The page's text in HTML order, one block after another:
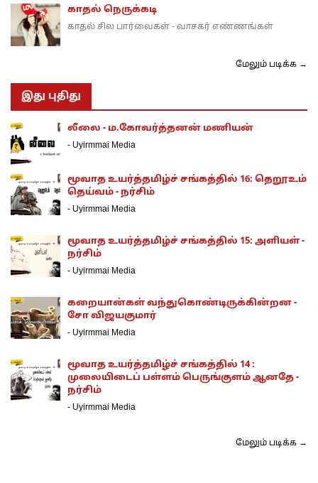
காதல் நெருக்கடி
காதல் சில பார்வைகள் - வாசகர் எண்ணங்கள்
மேலும் படிக்க →
இது புதிது
லீலை - ம.கோவர்த்தனன் மணியன்
- Uyirmmai Media
மூவாத உயர்த்தமிழ்ச் சங்கத்தில் 16: தெறூஉம்
தெய்வம் - நர்சிம்
- Uyirmmai Media
மூவாத உயர்த்தமிழ்ச் சங்கத்தில் 15: அளியள் -
நர்சிம்
- Uyirmmai Media
கறையான்கள் வந்துகொண்டிருக்கின்றன -
சோ விஜயகுமார்
- Uyirmmai Media
மூவாத உயர்த்தமிழ்ச் சங்கத்தில் 14 :
முலையிடைப் பள்ளம் பெருங்குளம் ஆனதே -
நர்சிம்
- Uyirmmai Media
மேலும் படிக்க →